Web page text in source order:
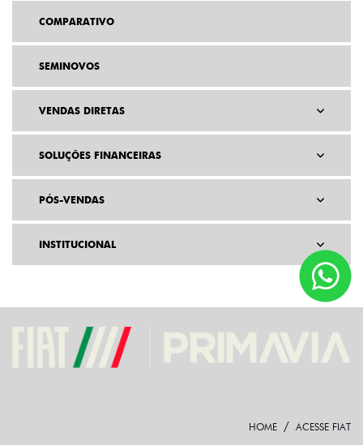
COMPARATIVO
SEMINOVOS
VENDAS DIRETAS
SOLUÇÕES FINANCEIRAS
PÓS-VENDAS
INSTITUCIONAL
HOME ACESSE FIAT